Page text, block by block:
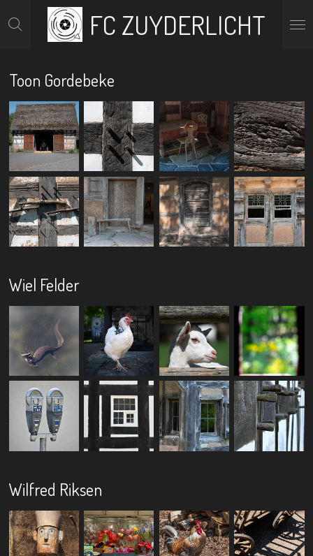
direct
hoofdinhoud
FC ZUYDERLICHT
Toon Gordebeke
Wiel Felder
Wilfred Riksen